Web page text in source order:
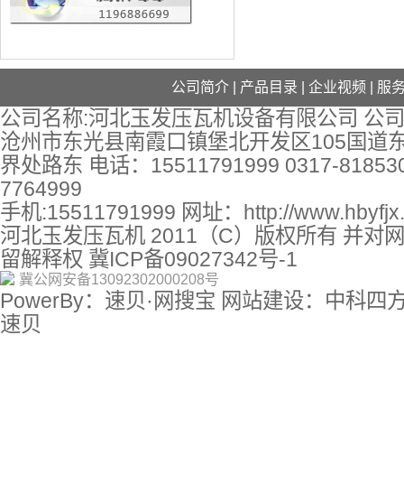
公司简介 产品目录 企业视频 服
公司名称:河北玉发压瓦机设备有限公司 公
沧州市东光县南霞口镇堡北开发区105国道
界处路东 电话：15511791999 0317-
7764999
手机:15511791999 网址： http://
河北玉发压瓦机 2011（C）版权所有 并对
留解释权 冀ICP备09027342号-1
冀公网安备13092302000208号
PowerBy：速贝·网搜宝 网站建设：中科四
速贝